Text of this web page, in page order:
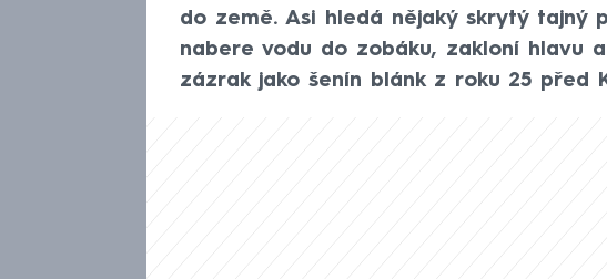
do země. Asi hledá nějaký skrytý tajný
nabere vodu do zobáku, zakloní hlavu
zázrak jako šenín blánk z roku 25 před